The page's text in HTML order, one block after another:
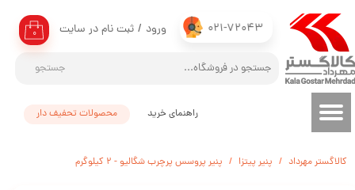
021-72043
جستجو
۰ ورود / ثبت نام در سایت
حساب کاربری من
تغییر گذر واژه
سفارشات
محصولات تحفیف دار راهنمای خرید
کالاگستر مهرداد پنیر پیتزا پنیر پروسس پرچرب شگالیو - 2 کیلوگرم